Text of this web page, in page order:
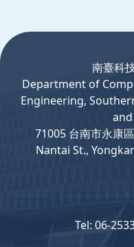
南臺科
Departmentof
Engineering,
71005 台南市永康
Nantai St.,
Tel: 06-